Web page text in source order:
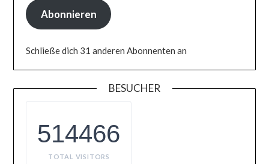
Abonnieren
Schließe dich 31 anderen Abonnenten an
BESUCHER
514466
TOTAL VISITORS